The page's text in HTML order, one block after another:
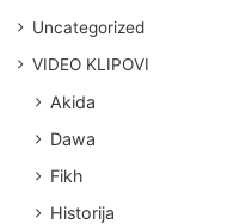
Uncategorized
VIDEO KLIPOVI
Akida
Dawa
Fikh
Historija